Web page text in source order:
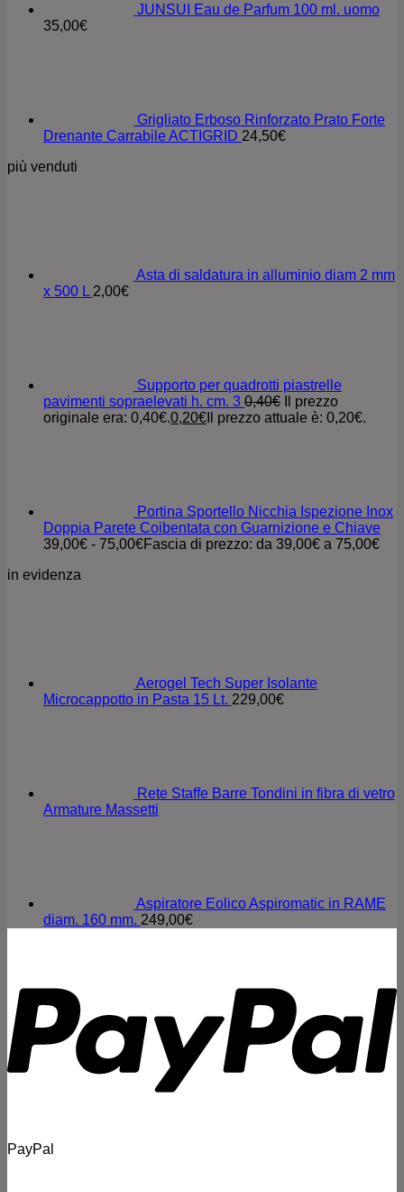
JUNSUI Eau de Parfum 100 ml. uomo
35,00€
Grigliato Erboso Rinforzato Prato Forte
Drenante Carrabile ACTIGRID 24,50€
più venduti
Asta di saldatura in alluminio diam 2 mm
x 500 L 2,00€
Supporto per quadrotti piastrelle
pavimenti sopraelevati h. cm. 3 0,40€
Il prezzo
originale era: 0,40€.0,20€ Il prezzo attuale è: 0,20€.
Portina Sportello Nicchia Ispezione Inox
Doppia Parete Coibentata con Guarnizione e Chiave
39,00€ - 75,00€Fascia di prezzo: da 39,00€ a 75,00€
in evidenza
Aerogel Tech Super Isolante
Microcappotto in Pasta 15 Lt. 229,00€
Rete Staffe Barre Tondini in fibra di vetro
Armature Massetti
Aspiratore Eolico Aspiromatic in RAME
diam. 160 mm. 249,00€
PayPal